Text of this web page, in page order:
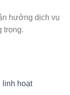
hưởng dịch vụ
trọng.
linh hoạt